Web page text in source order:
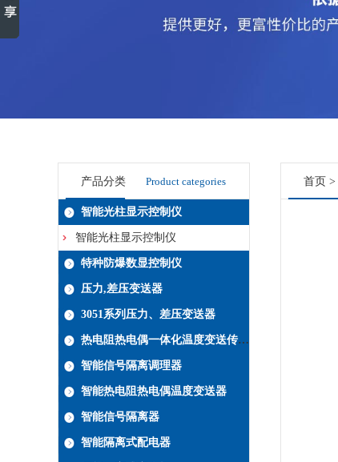
产品分类 Product categories
智能光柱显示控制仪
智能光柱显示控制仪
特种防爆数显控制仪
压力,差压变送器
3051系列压力、差压变送器
热电阻热电偶一体化温度变送传感器系列
智能信号隔离调理器
智能热电阻热电偶温度变送器
智能信号隔离器
智能隔离式配电器
首页 >